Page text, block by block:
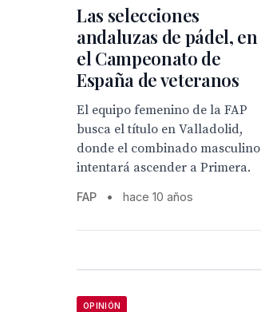
Las selecciones
andaluzas de pádel, en
el Campeonato de
España de veteranos
El equipo femenino de la FAP
busca el título en Valladolid,
donde el combinado masculino
intentará ascender a Primera.
FAP • hace 10 años
OPINIÓN